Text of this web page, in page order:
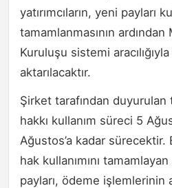
yatırımcıların, yeni payları
tamamlanmasının ardından
Kuruluşu sistemi
aktarılacaktır.
Şirket tarafından
hakkı kullanım süreci 5
Ağustos’a kadar sürecektir.
hak kullanımını tamamlayan
payları, ödeme işlemlerinin